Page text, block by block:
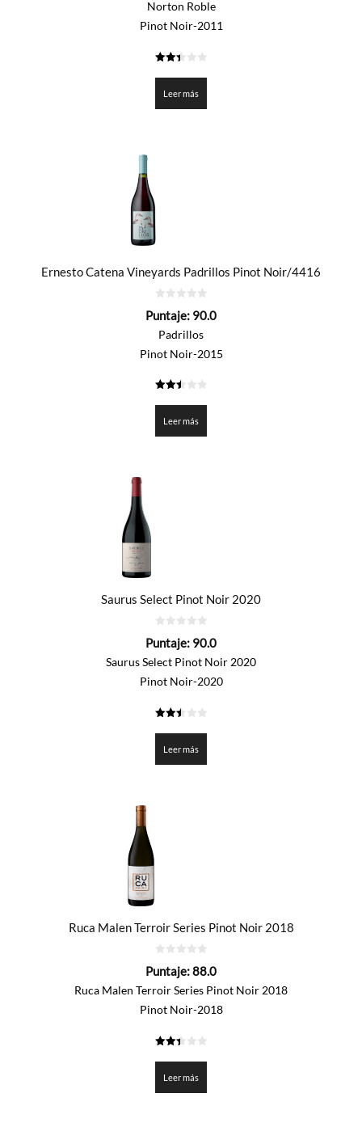
Norton Roble
Pinot Noir-2011
de 5
Leer más
Ernesto Catena Vineyards Padrillos Pinot Noir/4416
de
Puntaje: 90.0
Padrillos
Pinot Noir-2015
Leer más
Saurus Select Pinot Noir 2020
de
Puntaje: 90.0
Saurus Select Pinot Noir 2020
Pinot Noir-2020
Leer más
Ruca Malen Terroir Series Pinot Noir 2018
de
Puntaje:88.0
Ruca Malen Terroir Series Pinot Noir 2018
Pinot Noir-2018
Leer más